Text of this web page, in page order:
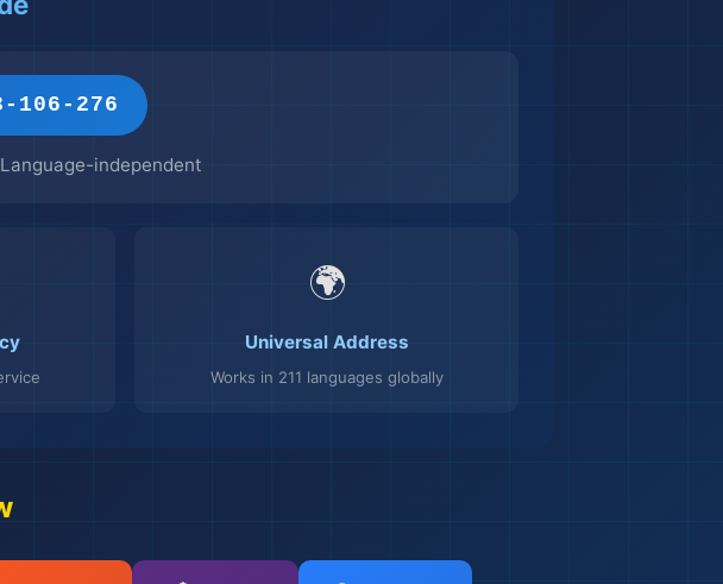
106-276
Language-independent
🌍
Universal Address
Works in 211 languages globally